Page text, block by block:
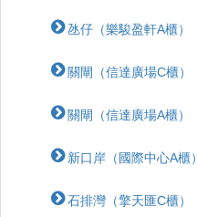
氹仔（樂駿盈軒A櫃）
關閘（信達廣場C櫃）
關閘（信達廣場A櫃）
新口岸（國際中心A櫃）
石排灣（擎天匯C櫃）